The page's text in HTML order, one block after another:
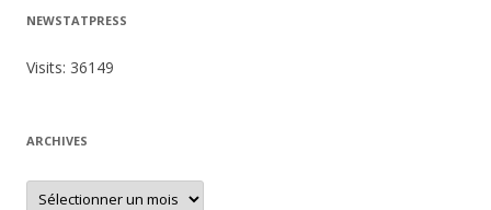
NEWSTATPRESS
Visits: 36149
ARCHIVES
A